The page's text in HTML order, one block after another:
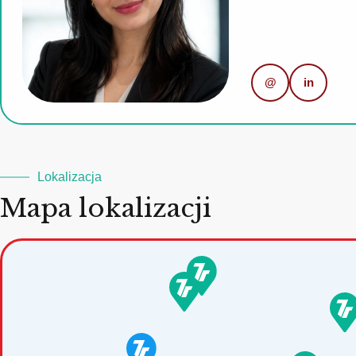
@ in
Lokalizacja
Mapa lokalizacji